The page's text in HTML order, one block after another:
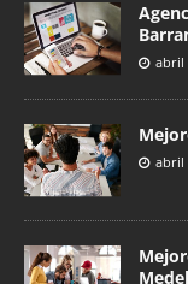
abril
abril